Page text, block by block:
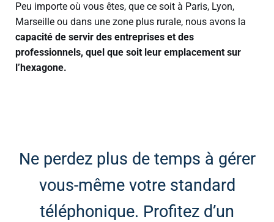
Peu importe où vous êtes, que ce soit à Paris, Lyon,
Marseille ou dans une zone plus rurale, nous avons la
capacité de servir des entreprises et des
professionnels, quel que soit leur emplacement sur
l’hexagone.
Ne perdez plus de temps à gérer
vous-même votre standard
téléphonique. Profitez d’un